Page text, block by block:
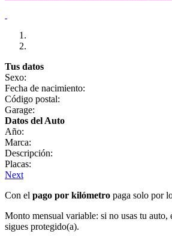
Tus datos
Sexo:
Fecha de nacimiento:
Código postal:
Garage:
Datos del Auto
Año:
Marca:
Descripción:
Placas:
Next
Con el pago por kilómetro paga solo por
Monto mensual variable: si no usas tu auto,
sigues protegido(a).